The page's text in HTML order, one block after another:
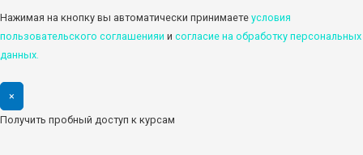
Нажимая на кнопку вы автоматически принимаете условия
пользовательского соглашенияи и cогласие на обработку персональных
данных.
×
Получить пробный доступ к курсам